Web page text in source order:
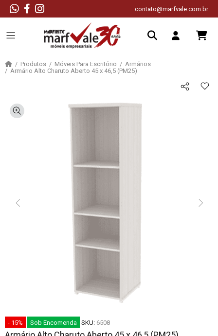
contato@marfvale.com.br
Produtos Móveis Para Escritório
Armários
Armário Alto Charuto Aberto 45 x 46,5 (PM25)
- 15% Sob Encomenda SKU: 6508